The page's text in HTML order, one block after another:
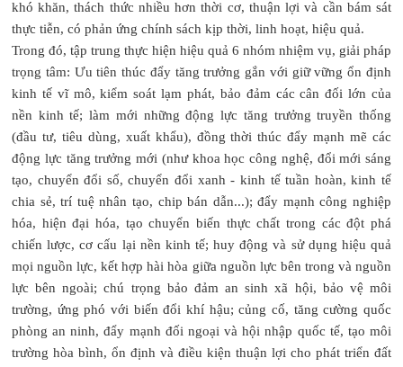
khó khăn, thách thức nhiều hơn thời cơ, thuận lợi và cần bám sát
thực tiễn, có phản ứng chính sách kịp thời, linh hoạt, hiệu quả.
Trong đó, tập trung thực hiện hiệu quả 6 nhóm nhiệm vụ, giải pháp
trọng tâm: Ưu tiên thúc đẩy tăng trưởng gắn với giữ vững ổn định
kinh tế vĩ mô, kiểm soát lạm phát, bảo đảm các cân đối lớn của
nền kinh tế; làm mới những động lực tăng trưởng truyền thống
(đầu tư, tiêu dùng, xuất khẩu), đồng thời thúc đẩy mạnh mẽ các
động lực tăng trưởng mới (như khoa học công nghệ, đổi mới sáng
tạo, chuyển đổi số, chuyển đổi xanh - kinh tế tuần hoàn, kinh tế
chia sẻ, trí tuệ nhân tạo, chip bán dẫn...); đẩy mạnh công nghiệp
hóa, hiện đại hóa, tạo chuyển biến thực chất trong các đột phá
chiến lược, cơ cấu lại nền kinh tế; huy động và sử dụng hiệu quả
mọi nguồn lực, kết hợp hài hòa giữa nguồn lực bên trong và nguồn
lực bên ngoài; chú trọng bảo đảm an sinh xã hội, bảo vệ môi
trường, ứng phó với biến đổi khí hậu; củng cố, tăng cường quốc
phòng an ninh, đẩy mạnh đối ngoại và hội nhập quốc tế, tạo môi
trường hòa bình, ổn định và điều kiện thuận lợi cho phát triển đất